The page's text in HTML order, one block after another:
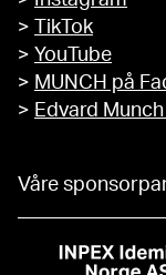
>
TikTok
> YouTube
> MUNCH på
> Edvard
Våre